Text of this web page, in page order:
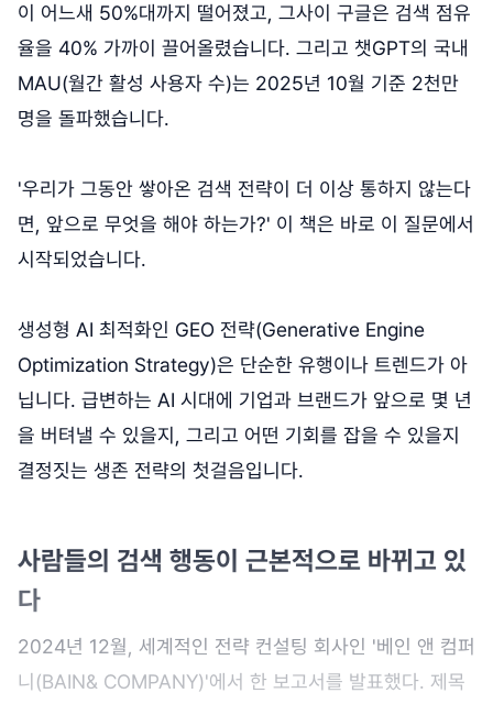
이 어느새 50%대까지 떨어졌고, 그사이 구글은 검색 점유
율을 40% 가까이 끌어올렸습니다. 그리고 챗GPT의 국내
MAU(월간 활성 사용자 수)는 2025년 10월 기준 2천만
명을 돌파했습니다.
'우리가 그동안 쌓아온 검색 전략이 더 이상 통하지 않는다
면, 앞으로 무엇을 해야 하는가?' 이 책은 바로 이 질문에서
시작되었습니다.
생성형 AI 최적화인 GEO 전략(Generative Engine
Optimization Strategy)은 단순한 유행이나 트렌드가 아
닙니다. 급변하는 AI 시대에 기업과 브랜드가 앞으로 몇 년
을 버텨낼 수 있을지, 그리고 어떤 기회를 잡을 수 있을지
결정짓는 생존 전략의 첫걸음입니다.
사람들의 검색 행동이 근본적으로 바뀌고 있
다
2024년 12월, 세계적인 전략 컨설팅 회사인 '베인 앤 컴퍼
니(BAIN& COMPANY)'에서 한 보고서를 발표했다. 제목